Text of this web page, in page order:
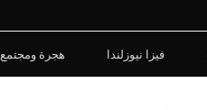
فيزا نيوزلندا هجرة ومجتمع